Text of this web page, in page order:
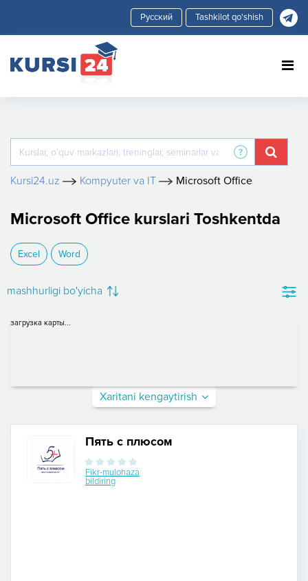
Tashkilot qo'shish
Kursi24.uz Kompyuter va IT Microsoft Office
Microsoft Office kurslari Toshkentda
Excel Word
mashhurligi bo'yicha
загрузка карты...
Xaritani kengaytirish
Пять с плюсом
Fikr-mulohaza
bildiring